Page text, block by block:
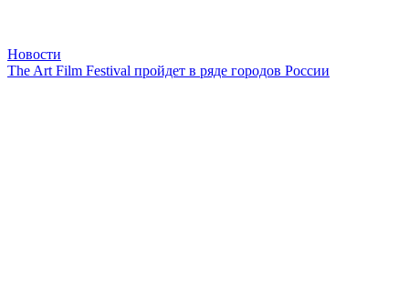
Новости
The Art Film Festival пройдет в ряде городов России